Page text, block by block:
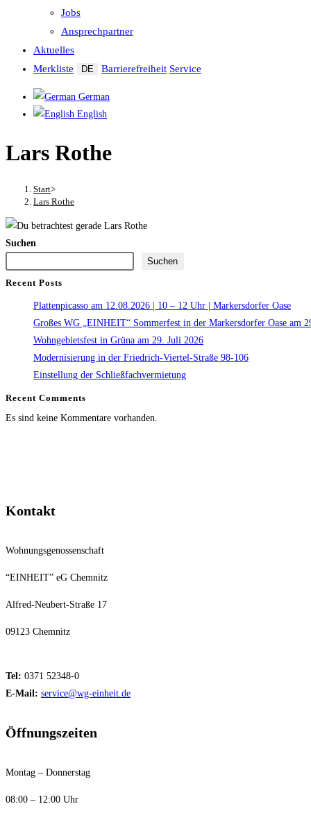
Jobs
Ansprechpartner
Aktuelles
Merkliste
DE Barrierefreiheit Service
German
English
Lars Rothe
Start>
Lars Rothe
Suchen
Suchen
Recent Posts
Plattenpicasso am 12.08.2026 | 10 – 12 Uhr | Markersdorfer Oase
Großes WG „EINHEIT“ Sommerfest in der Markersdorfer Oase am
Wohngebietsfest in Grüna am 29. Juli 2026
Modernisierung in der Friedrich-Viertel-Straße 98-106
Einstellung der Schließfachvermietung
Recent Comments
Es sind keine Kommentare vorhanden.
Kontakt
Wohnungsgenossenschaft
“EINHEIT” eG Chemnitz
Alfred-Neubert-Straße 17
09123 Chemnitz
Tel: 0371 52348-0
E-Mail: service@wg-einheit.de
Öffnungszeiten
Montag – Donnerstag
08:00 – 12:00 Uhr